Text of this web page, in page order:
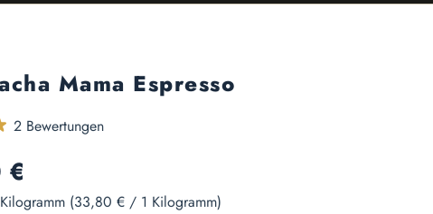
Mama Espresso
Bewertung von 5 von 5 Sternen
2 Bewertungen
€
(33,80 € / 1 Kilogramm)